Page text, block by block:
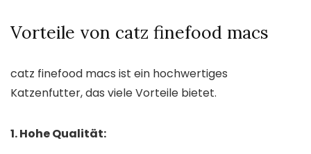
Vorteile von catz finefood macs
catz finefood macs ist ein hochwertiges
Katzenfutter, das viele Vorteile bietet.
1. Hohe Qualität: